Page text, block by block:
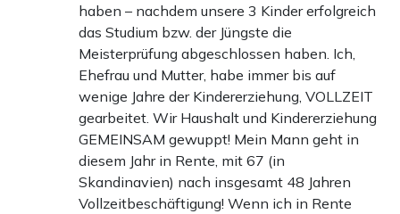
haben – nachdem unsere 3 Kinder erfolgreich
das Studium bzw. der Jüngste die
Meisterprüfung abgeschlossen haben. Ich,
Ehefrau und Mutter, habe immer bis auf
wenige Jahre der Kindererziehung, VOLLZEIT
gearbeitet. Wir Haushalt und Kindererziehung
GEMEINSAM gewuppt! Mein Mann geht in
diesem Jahr in Rente, mit 67 (in
Skandinavien) nach insgesamt 48 Jahren
Vollzeitbeschäftigung! Wenn ich in Rente